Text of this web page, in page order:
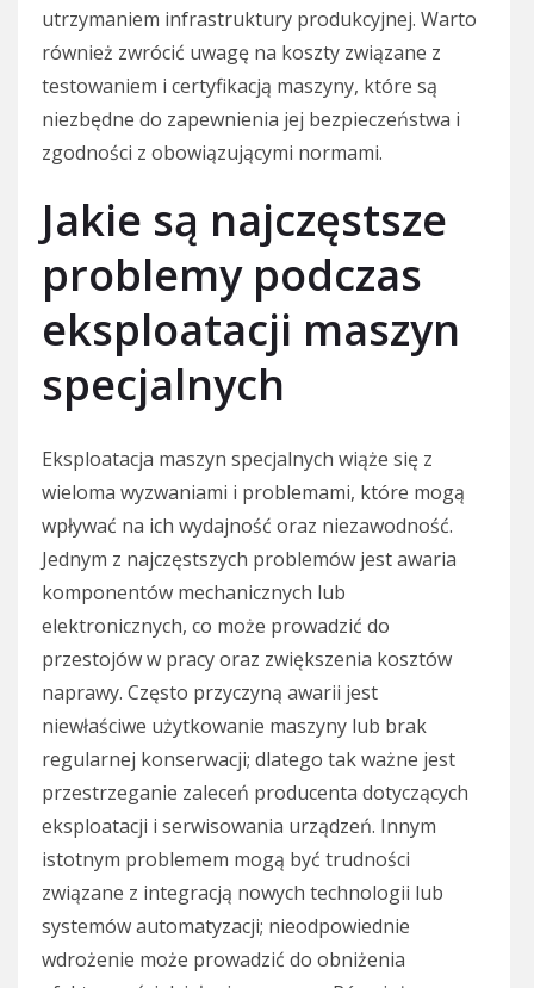
utrzymaniem infrastruktury produkcyjnej. Warto
również zwrócić uwagę na koszty związane z
testowaniem i certyfikacją maszyny, które są
niezbędne do zapewnienia jej bezpieczeństwa i
zgodności z obowiązującymi normami.
Jakie są najczęstsze
problemy podczas
eksploatacji maszyn
specjalnych
Eksploatacja maszyn specjalnych wiąże się z
wieloma wyzwaniami i problemami, które mogą
wpływać na ich wydajność oraz niezawodność.
Jednym z najczęstszych problemów jest awaria
komponentów mechanicznych lub
elektronicznych, co może prowadzić do
przestojów w pracy oraz zwiększenia kosztów
naprawy. Często przyczyną awarii jest
niewłaściwe użytkowanie maszyny lub brak
regularnej konserwacji; dlatego tak ważne jest
przestrzeganie zaleceń producenta dotyczących
eksploatacji i serwisowania urządzeń. Innym
istotnym problemem mogą być trudności
związane z integracją nowych technologii lub
systemów automatyzacji; nieodpowiednie
wdrożenie może prowadzić do obniżenia